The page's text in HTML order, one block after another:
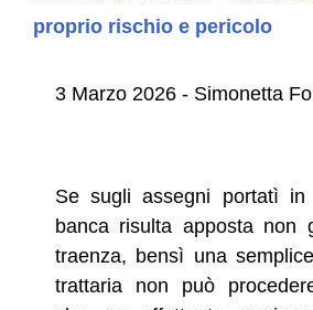
proprio rischio e pericolo
3 Marzo 2026 - Simonetta
Se sugli assegni portatì in
banca risulta apposta non
traenza, bensì una
trattaria non può